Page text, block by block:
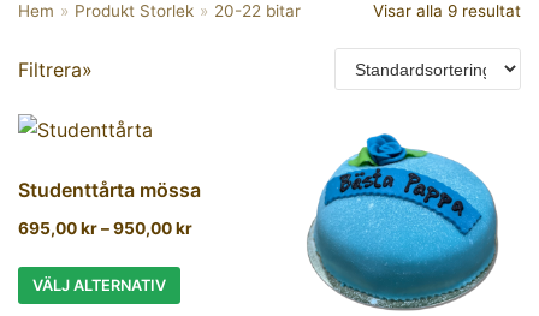
Hem » Produkt Storlek » 20-22 bitar Visar alla 9 resultat
Filtrera»
Studenttårta mössa
695,00kr–950,00kr
VÄLJ ALTERNATIV
Studenten